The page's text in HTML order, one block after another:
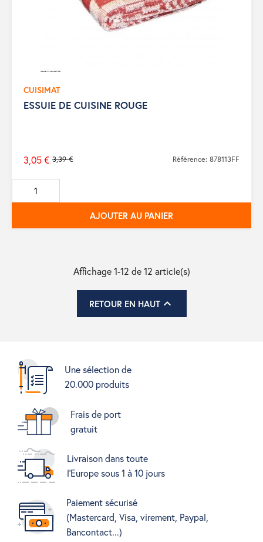
CUISIMAT
ESSUIE DE CUISINE ROUGE
Prix
de
base
3,39 €
3,05 € Référence: 878113FF
AJOUTER AU PANIER
Affichage 1-12 de 12 article(s)
RETOUR EN HAUT
Une sélection de
20.000 produits
Frais de port
gratuit
Livraison dans toute
l'Europe sous 1 à 10 jours
Paiement sécurisé
(Mastercard, Visa, virement, Paypal,
Bancontact...)